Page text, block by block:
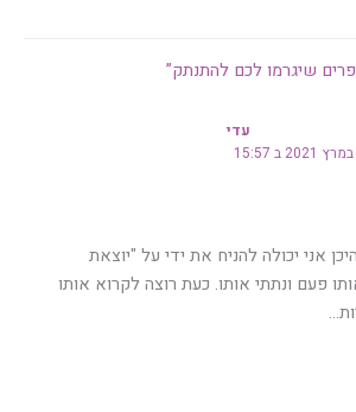
עדי
אני יכולה להניח את ידי על "יוצאת
פעם ונתתי אותו. כעת רוצה לקרוא אותו